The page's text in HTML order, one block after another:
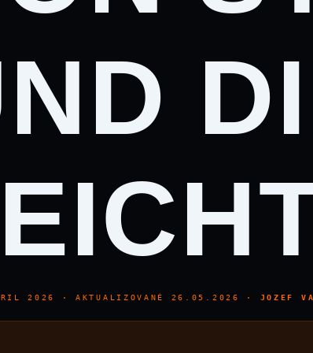
2026 ·AKTUALIZOVANÉ 26.05.2026 · JOZEF